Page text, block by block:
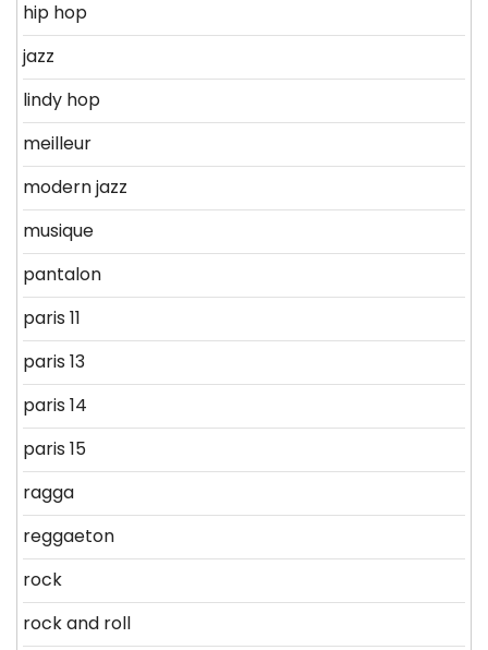
hip hop
jazz
lindy hop
meilleur
modern jazz
musique
pantalon
paris 11
paris 13
paris 14
paris 15
ragga
reggaeton
rock
rock and roll